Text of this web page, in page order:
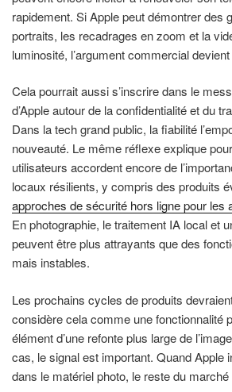
rapidement. Si Apple peut démontrer des
portraits, les recadrages en zoom et la
luminosité, l’argument commercial
Cela pourrait aussi s’inscrire dans le
d’Apple autour de la confidentialité et du
Dans la tech grand public, la fiabilité
nouveauté. Le même réflexe explique
utilisateurs accordent encore de
locaux résilients, y compris des produits
approches de sécurité hors ligne pour les
En photographie, le traitement IA local et
peuvent être plus attrayants que des
mais instables.
Les prochains cycles de produits
considère cela comme une fonctionnalité
élément d’une refonte plus large de
cas, le signal est important. Quand Apple
dans le matériel photo, le reste du